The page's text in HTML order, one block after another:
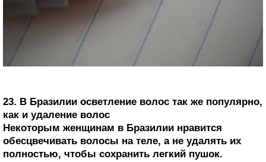
23. В Бразилии осветление волос так же популярно,
как и удаление волос
Некоторым женщинам в Бразилии нравится
обесцвечивать волосы на теле, а не удалять их
полностью, чтобы сохранить легкий пушок.